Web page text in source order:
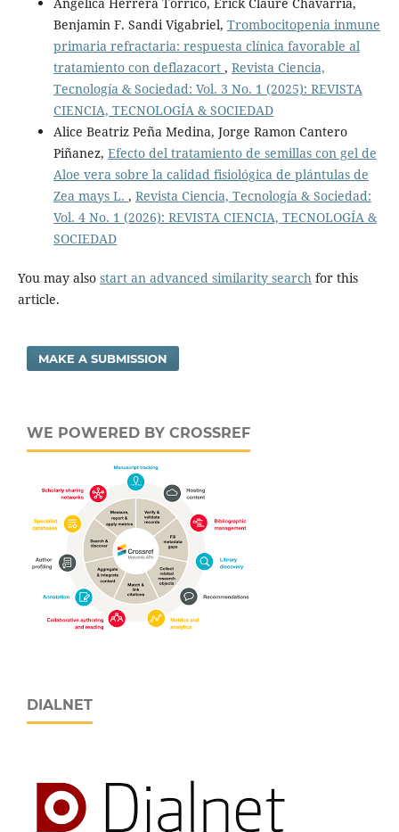
Benjamin F. Sandi Vigabriel, Trombocitopenia inmune
primaria refractaria: respuesta clínica favorable al
tratamiento con deflazacort , Revista Ciencia,
Tecnología & Sociedad: Vol. 3 No. 1 (2025): REVISTA
CIENCIA, TECNOLOGÍA & SOCIEDAD
Alice Beatriz Peña Medina, Jorge Ramon Cantero
Piñanez, Efecto del tratamiento de semillas con gel de
Aloe vera sobre la calidad fisiológica de plántulas de
Zea mays L. , Revista Ciencia, Tecnología & Sociedad:
Vol. 4 No. 1 (2026): REVISTA CIENCIA, TECNOLOGÍA &
SOCIEDAD
You may also start an advanced similarity searchfor this
article.
MAKE A SUBMISSION
WE POWERED BY CROSSREF
DIALNET